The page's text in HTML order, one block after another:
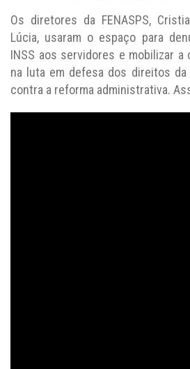
Os diretores da FENASPS,
Lúcia, usaram o espaço para
INSS aos servidores e mobilizar a
na luta em defesa dos direitos da
contra a reforma administrativa.